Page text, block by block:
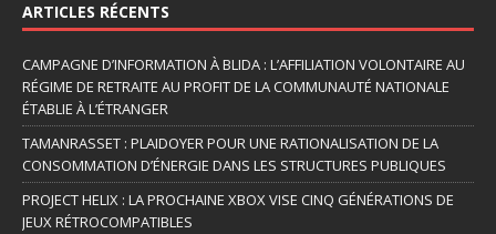
ARTICLES RÉCENTS
CAMPAGNE D’INFORMATION À BLIDA : L’AFFILIATION VOLONTAIRE AU
RÉGIME DE RETRAITE AU PROFIT DE LA COMMUNAUTÉ NATIONALE
ÉTABLIE À L’ÉTRANGER
TAMANRASSET : PLAIDOYER POUR UNE RATIONALISATION DE LA
CONSOMMATION D’ÉNERGIE DANS LES STRUCTURES PUBLIQUES
PROJECT HELIX : LA PROCHAINE XBOX VISE CINQ GÉNÉRATIONS DE
JEUX RÉTROCOMPATIBLES